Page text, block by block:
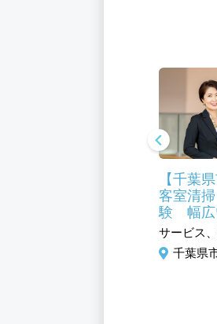
【千葉
客室清
験 幅広
サービス
千葉県